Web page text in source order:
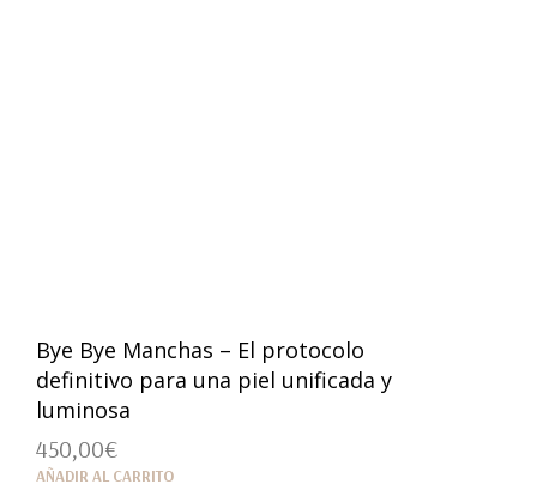
Bye Bye Manchas – El protocolo
definitivo para una piel unificada y
luminosa
450,00€
AÑADIR AL CARRITO